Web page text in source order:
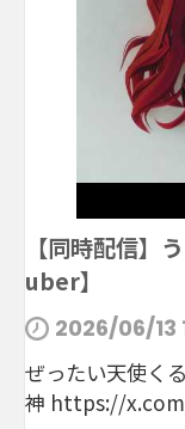
【同時配信】
uber】
2026/06/13
ぜったい天使
神 https://